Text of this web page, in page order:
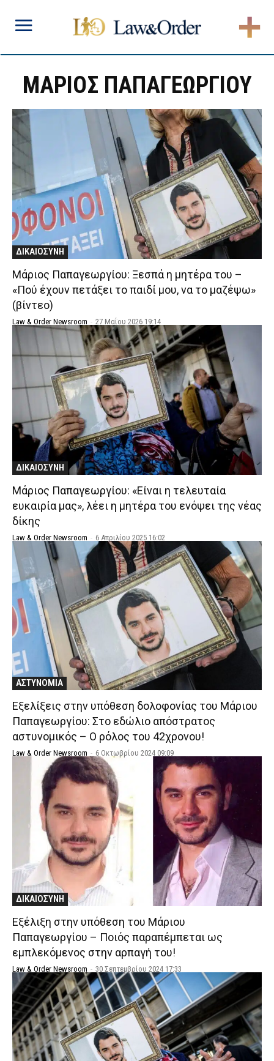
ΜΑΡΙΟΣ ΠΑΠΑΓΕΩΡΓΙΟΥ
ΔΙΚΑΙΟΣΥΝΗ
Μάριος Παπαγεωργίου: Ξεσπά η μητέρα του –
«Πού έχουν πετάξει το παιδί μου, να το μαζέψω»
(βίντεο)
Law & Order Newsroom - 27 Μαΐου 2026 19:14
ΔΙΚΑΙΟΣΥΝΗ
Μάριος Παπαγεωργίου: «Είναι η τελευταία
ευκαιρία μας», λέει η μητέρα του ενόψει της νέας
δίκης
Law & Order Newsroom - 6 Απριλίου 2025 16:02
ΑΣΤΥΝΟΜΙΑ
Εξελίξεις στην υπόθεση δολοφονίας του Μάριου
Παπαγεωργίου: Στο εδώλιο απόστρατος
αστυνομικός – Ο ρόλος του 42χρονου!
Law & Order Newsroom - 6 Οκτωβρίου 2024 09:09
ΔΙΚΑΙΟΣΥΝΗ
Εξέλιξη στην υπόθεση του Μάριου
Παπαγεωργίου – Ποιός παραπέμπεται ως
εμπλεκόμενος στην αρπαγή του!
Law & Order Newsroom - 30 Σεπτεμβρίου 2024 17:33